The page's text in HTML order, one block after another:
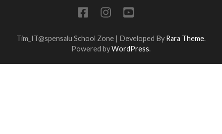
Tim_IT@spensalu School Zone | Developed By Rara Theme.
Powered byWordPress.